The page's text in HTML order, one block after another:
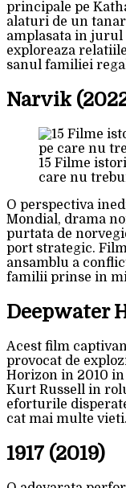
principale pe
alaturi de un
amplasata in jurul
exploreaza
sanul familiei
Narvik
15 Filme
care nu
O perspectiva
Mondial, drama
purtata de
port strategic.
ansamblu a
familii prinse in
Deepwater
Acest film
provocat de
Horizon in 2010
Kurt Russell in
eforturile
cat mai multe vieti.
1917 (2019)